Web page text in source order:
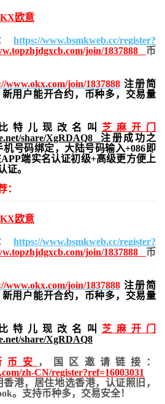
欧意
https://www.bsmkweb.cc/register?
join/1837888 币
www.okx.com/join/1837888注册简
用户能开合约， 币种多，交易量
特儿现改名叫 芝麻开门
share/XgRDAQ8 注册成功之
号码绑定，大陆号码输入+086即
端实名认证初级+高级更方便上
证。
：
欧意
https://www.bsmkweb.cc/register?
join/1837888 币
www.okx.com/join/1837888注册简
用户能开合约， 币种多，交易量
特儿现改名叫 芝麻开门
share/XgRDAQ8
币安
，国区邀请链接：
zh-CN/register?ref=16003031
香港，居住地选香港，认证照旧，
。支持币种多，交易安全！